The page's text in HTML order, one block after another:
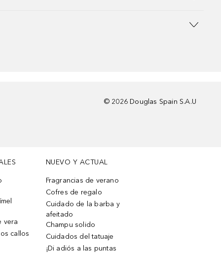
© 2026 Douglas Spain S.A.U
vera
callos
NUEVO Y ACTUAL
Fragrancias de verano
Cofres de regalo
Cuidado de la barba y
afeitado
Champu solido
Cuidados del tatuaje
¡Di adiós a las puntas